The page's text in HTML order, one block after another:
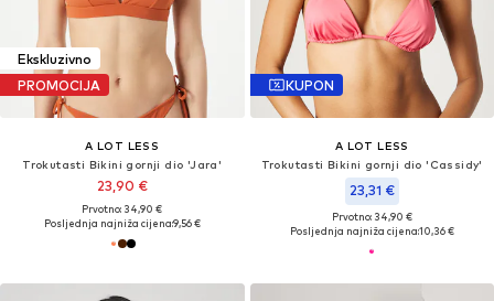
Ekskluzivno
PROMOCIJA
A LOT LESS
Trokutasti Bikini gornji dio 'Jara'
23,90 €
Prvotno: 34,90 €
Posljednja najniža cijena:9,56 €
KUPON
A LOT LESS
Trokutasti Bikini gornji dio 'Cassidy'
23,31 €
Prvotno: 34,90 €
Posljednja najniža cijena:10,36 €